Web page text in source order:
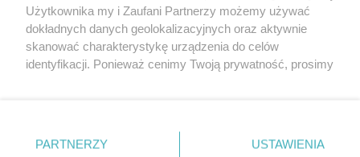
Zapomniałem hasła
Copyright © 2022 Kurier Szczeciński sp. z o.o.
Użytkownika my i Zaufani Partnerzy możemy używać
dokładnych danych geolokalizacyjnych oraz aktywnie
skanować charakterystykę urządzenia do celów
identyfikacji. Ponieważ cenimy Twoją prywatność, prosimy
prywatności znajdujący się w lewym dolnym rogu strony
. Niektóre rodzaje przetwarzania danych nie wymagają
PARTNERZY USTAWIENIA